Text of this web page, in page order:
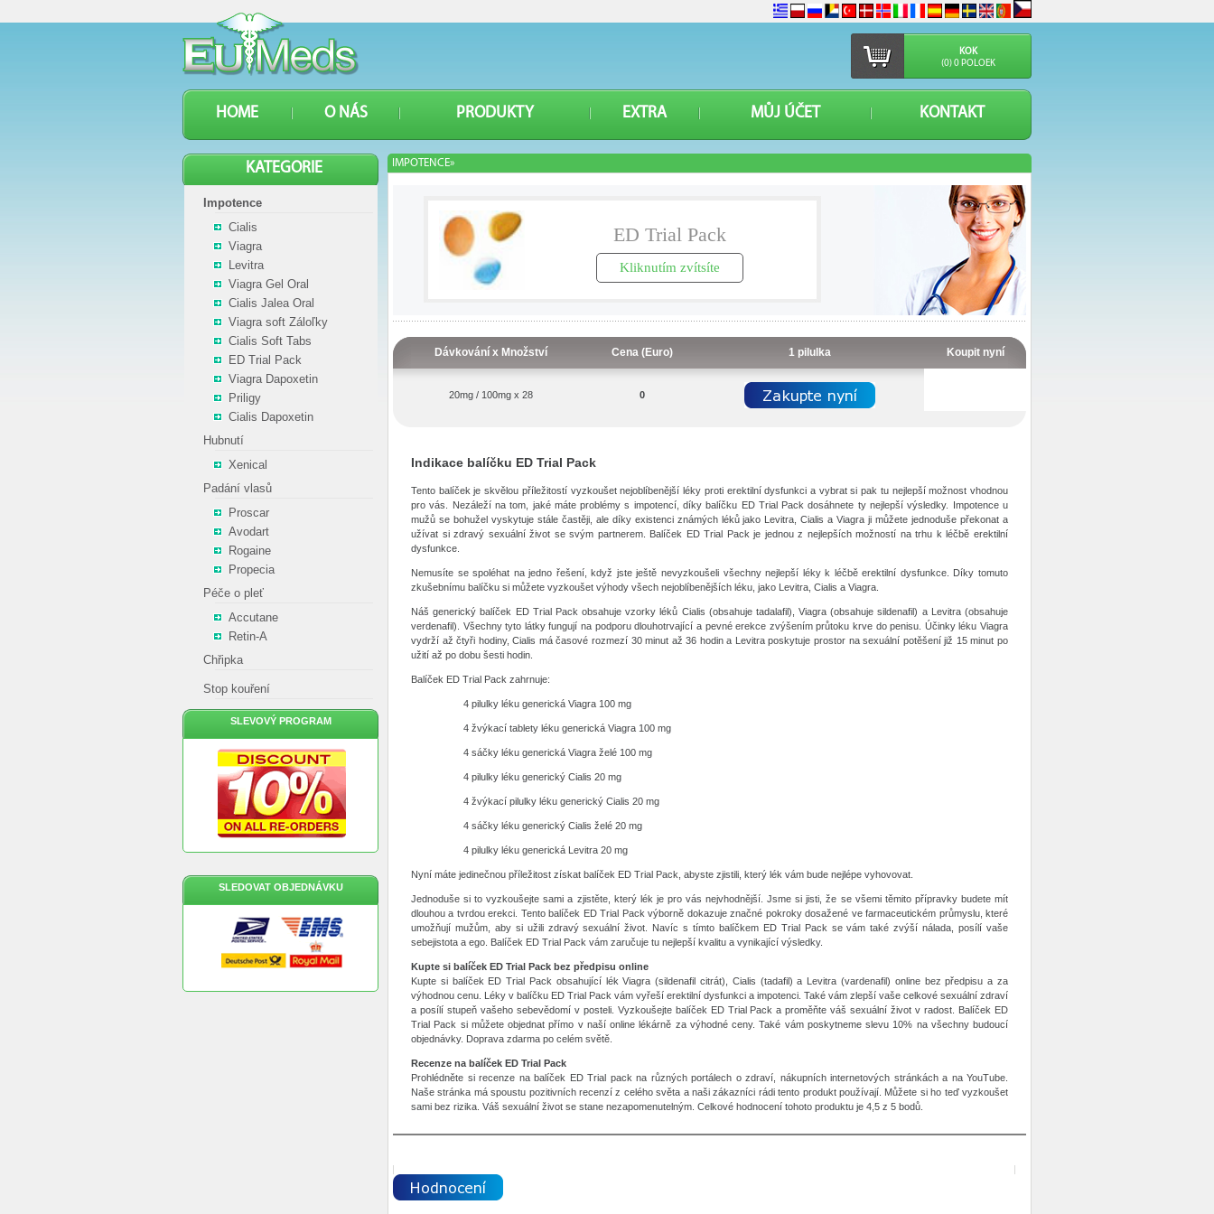
KOK
(0) 0 POLOEK
HOME O NÁS PRODUKTY EXTRA MŮJ ÚČET KONTAKT
IMPOTENCE»
ED Trial Pack
Kliknutím zvítsíte
Dávkování x Množství Cena (Euro) 1 pilulka Koupit nyní
20mg / 100mg x 28 0
Indikace balíčku ED Trial Pack
Tento balíček je skvělou příležitostí vyzkoušet nejoblíbenější léky proti erektilní dysfunkci a vybrat si pak tu nejlepší možnost vhodnou
pro vás. Nezáleží na tom, jaké máte problémy s impotencí, díky balíčku ED Trial Pack dosáhnete ty nejlepší výsledky. Impotence u
mužů se bohužel vyskytuje stále častěji, ale díky existenci známých léků jako Levitra, Cialis a Viagra ji můžete jednoduše překonat a
užívat si zdravý sexuální život se svým partnerem. Balíček ED Trial Pack je jednou z nejlepších možností na trhu k léčbě erektilní
dysfunkce.
Nemusíte se spoléhat na jedno řešení, když jste ještě nevyzkoušeli všechny nejlepší léky k léčbě erektilní dysfunkce. Díky tomuto
zkušebnímu balíčku si můžete vyzkoušet výhody všech nejoblíbenějších léku, jako Levitra, Cialis a Viagra.
Náš generický balíček ED Trial Pack obsahuje vzorky léků Cialis (obsahuje tadalafil), Viagra (obsahuje sildenafil) a Levitra (obsahuje
verdenafil). Všechny tyto látky fungují na podporu dlouhotrvající a pevné erekce zvýšením průtoku krve do penisu. Účinky léku Viagra
vydrží až čtyři hodiny, Cialis má časové rozmezí 30 minut až 36 hodin a Levitra poskytuje prostor na sexuální potěšení již 15 minut po
užití až po dobu šesti hodin.
Balíček ED Trial Pack zahrnuje:
4 pilulky léku generická Viagra 100 mg
4 žvýkací tablety léku generická Viagra 100 mg
4 sáčky léku generická Viagra želé 100 mg
4 pilulky léku generický Cialis 20 mg
4 žvýkací pilulky léku generický Cialis 20 mg
4 sáčky léku generický Cialis želé 20 mg
4 pilulky léku generická Levitra 20 mg
Nyní máte jedinečnou příležitost získat balíček ED Trial Pack, abyste zjistili, který lék vám bude nejlépe vyhovovat.
Jednoduše si to vyzkoušejte sami a zjistěte, který lék je pro vás nejvhodnější. Jsme si jisti, že se všemi těmito přípravky budete mít
dlouhou a tvrdou erekci. Tento balíček ED Trial Pack výborně dokazuje značné pokroky dosažené ve farmaceutickém průmyslu, které
umožňují mužům, aby si užili zdravý sexuální život. Navíc s tímto balíčkem ED Trial Pack se vám také zvýší nálada, posílí vaše
sebejistota a ego. Balíček ED Trial Pack vám zaručuje tu nejlepší kvalitu a vynikající výsledky.
Kupte si balíček ED Trial Pack bez předpisu online
Kupte si balíček ED Trial Pack obsahující lék Viagra (sildenafil citrát), Cialis (tadafil) a Levitra (vardenafil) online bez předpisu a za
výhodnou cenu. Léky v balíčku ED Trial Pack vám vyřeší erektilní dysfunkci a impotenci. Také vám zlepší vaše celkové sexuální zdraví
a posílí stupeň vašeho sebevědomí v posteli. Vyzkoušejte balíček ED Trial Pack a proměňte váš sexuální život v radost. Balíček ED
Trial Pack si můžete objednat přímo v naší online lékárně za výhodné ceny. Také vám poskytneme slevu 10% na všechny budoucí
objednávky. Doprava zdarma po celém světě.
Recenze na balíček ED Trial Pack
Prohlédněte si recenze na balíček ED Trial pack na různých portálech o zdraví, nákupních internetových stránkách a na YouTube.
Naše stránka má spoustu pozitivních recenzí z celého světa a naši zákazníci rádi tento produkt používají. Můžete si ho teď vyzkoušet
sami bez rizika. Váš sexuální život se stane nezapomenutelným. Celkové hodnocení tohoto produktu je 4,5 z 5 bodů.
KATEGORIE
Impotence
Cialis
Viagra
Levitra
Viagra Gel Oral
Cialis Jalea Oral
Viagra soft Záloľky
Cialis Soft Tabs
ED Trial Pack
Viagra Dapoxetin
Priligy
Cialis Dapoxetin
Hubnutí
Xenical
Padání vlasů
Proscar
Avodart
Rogaine
Propecia
Péče o pleť
Accutane
Retin-A
Chřipka
Stop kouření
SLEVOVÝ PROGRAM
SLEDOVAT OBJEDNÁVKU